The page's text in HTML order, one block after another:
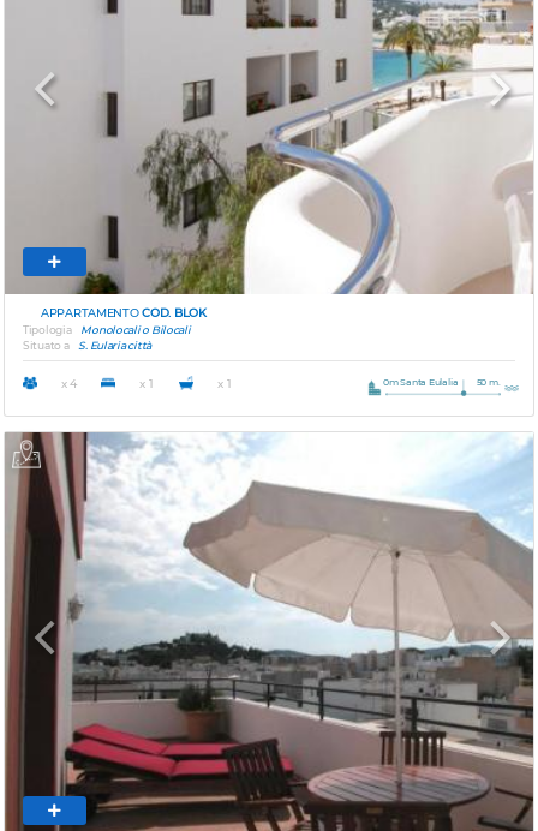
Previous Next
APPARTAMENTOCOD. BLOK
Tipologia
Monolocali o Bilocali
Situato a
S. Eularia città
x 4 x 1 x 1 0m Santa Eulalia 50 m.
Previous Next